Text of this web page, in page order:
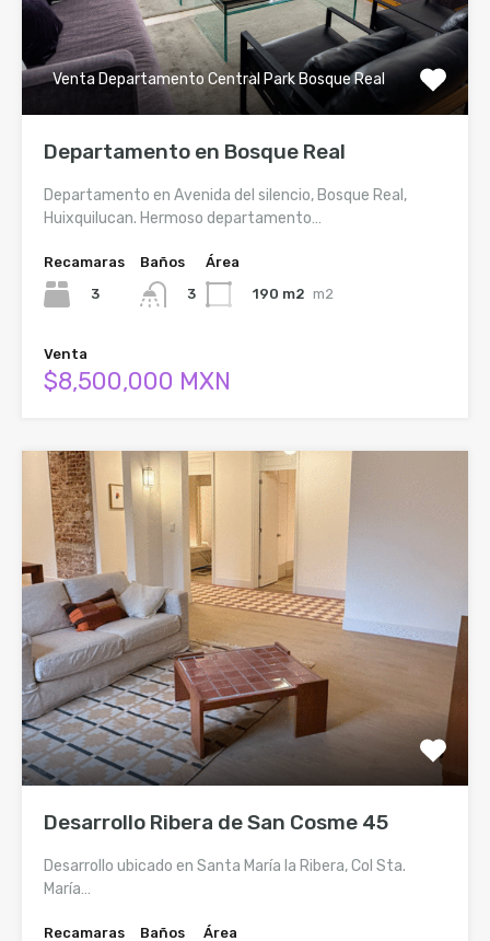
Venta Departamento Central Park Bosque Real
Departamento en Bosque Real
Departamento en Avenida del silencio, Bosque Real,
Huixquilucan. Hermoso departamento…
Recamaras
3
Baños
3
Área
190 m2 m2
Venta
$8,500,000 MXN
Desarrollo Ribera de San Cosme 45
Desarrollo ubicado en Santa María la Ribera, Col Sta.
María…
Recamaras Baños Área